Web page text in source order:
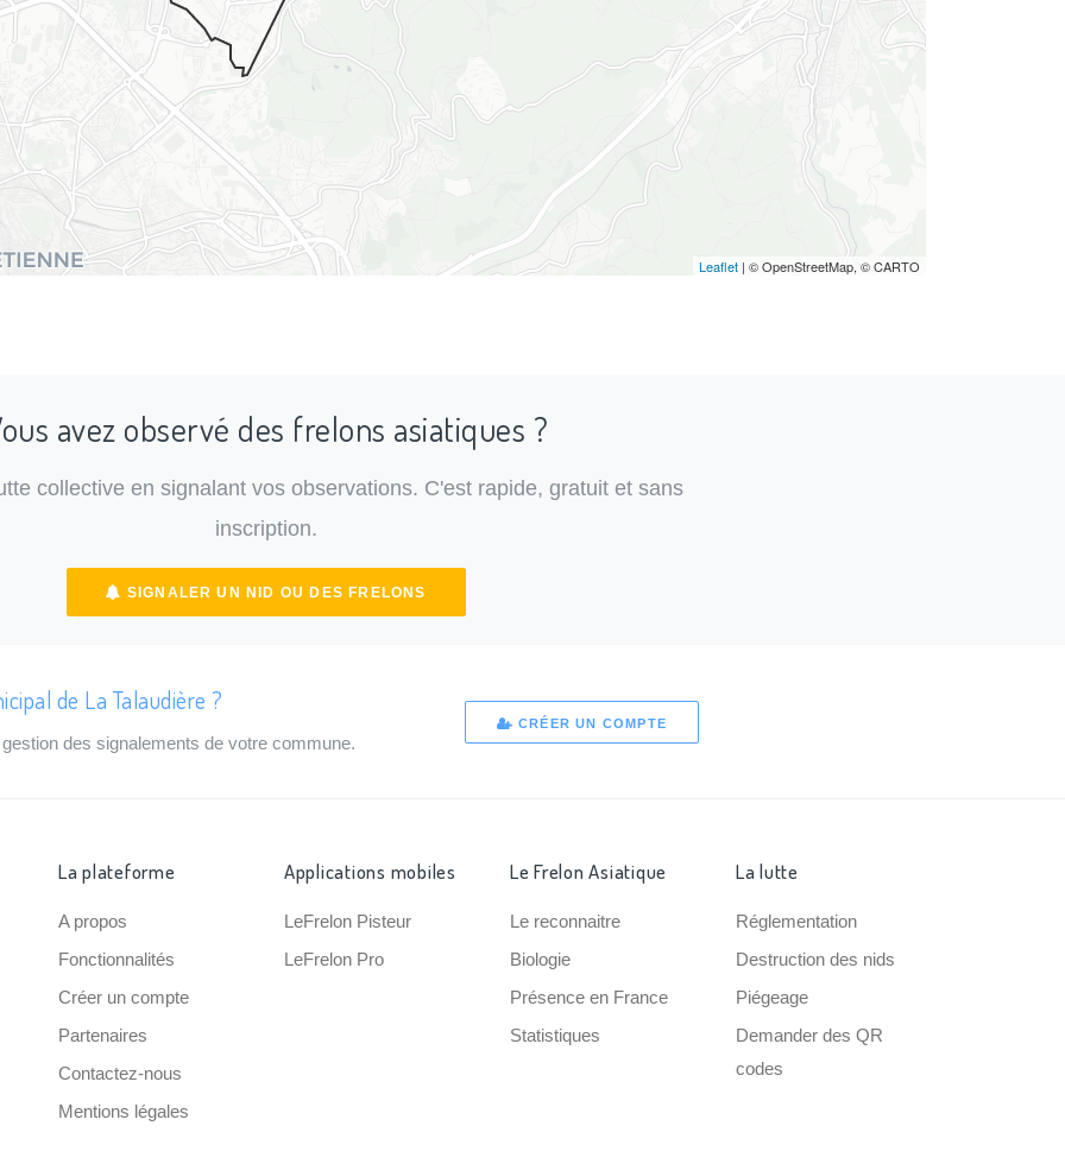
Leaflet | © OpenStreetMap, © CARTO
avez observé des frelons asiatiques ?
collective en signalant vos observations. C'est rapide, gratuit et sans
inscription.
SIGNALER UN NID OU DES FRELONS
de La Talaudière ?
des signalements de votre commune.
CRÉER UN COMPTE
La plateforme
A propos
Fonctionnalités
Créer un compte
Partenaires
Contactez-nous
Mentions légales
Applications mobiles
LeFrelon Pisteur
LeFrelon Pro
Le Frelon Asiatique
Le reconnaitre
Biologie
Présence en France
Statistiques
La lutte
Réglementation
Destruction des nids
Piégeage
Demander des QR
codes